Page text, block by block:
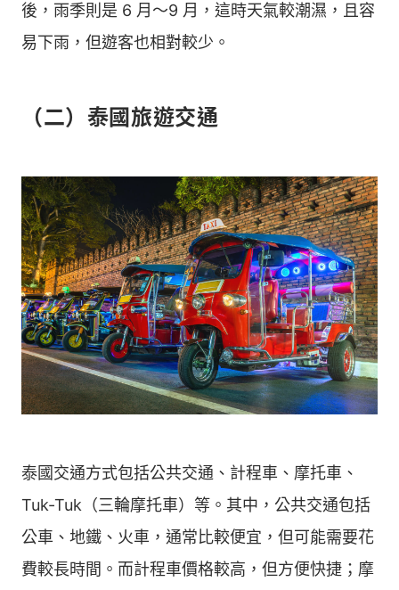
後，雨季則是 6 月～9 月，這時天氣較潮濕，且容
易下雨，但遊客也相對較少。
（二）泰國旅遊交通
泰國交通方式包括公共交通、計程車、摩托車、
Tuk-Tuk（三輪摩托車）等。其中，公共交通包括
公車、地鐵、火車，通常比較便宜，但可能需要花
費較長時間。而計程車價格較高，但方便快捷；摩